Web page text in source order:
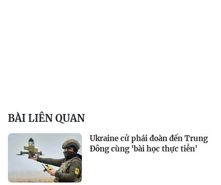
BÀI LIÊN QUAN
Ukraine cử phái đoàn đến Trung
Đông cùng 'bài học thực tiễn'